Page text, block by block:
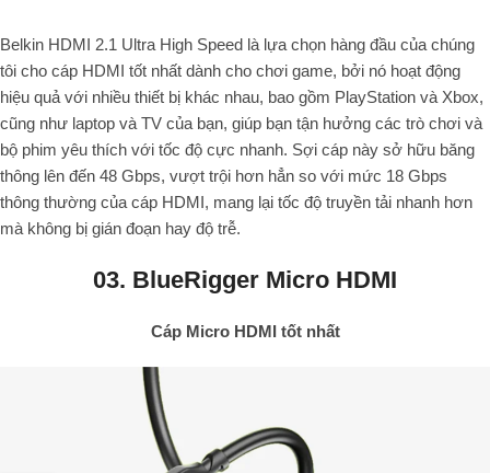
Belkin HDMI 2.1 Ultra High Speed là lựa chọn hàng đầu của chúng
tôi cho cáp HDMI tốt nhất dành cho chơi game, bởi nó hoạt động
hiệu quả với nhiều thiết bị khác nhau, bao gồm PlayStation và Xbox,
cũng như laptop và TV của bạn, giúp bạn tận hưởng các trò chơi và
bộ phim yêu thích với tốc độ cực nhanh. Sợi cáp này sở hữu băng
thông lên đến 48 Gbps, vượt trội hơn hẳn so với mức 18 Gbps
thông thường của cáp HDMI, mang lại tốc độ truyền tải nhanh hơn
mà không bị gián đoạn hay độ trễ.
03. BlueRigger Micro HDMI
Cáp Micro HDMI tốt nhất